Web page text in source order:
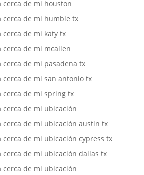
de mi houston
cerca de mi humble tx
de mi katy tx
de mi mcallen
de mi pasadena tx
de mi san antonio tx
cerca de mi spring tx
de mi ubicación
cerca de mi ubicación austin tx
de mi ubicación cypress tx
de mi ubicación dallas tx
de mi ubicación